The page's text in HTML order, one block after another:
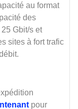
au format
des
Gbit/s et
sites à fort trafic
pour